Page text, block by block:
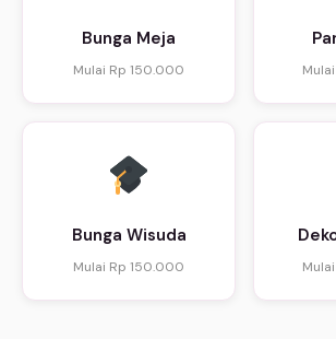
Bunga Meja
Mulai Rp 150.000
Bunga Wisuda
Mulai Rp 150.000